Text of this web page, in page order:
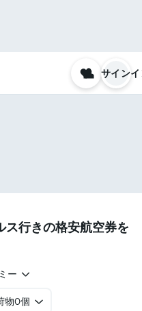
サイン
行きの格安航空券を
ー
物0個